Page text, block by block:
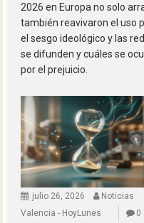
2026 en Europa no solo
también reavivaron el uso
el sesgo ideológico y las
se difunden y cuáles se
por el prejuicio.
julio 26, 2026
Noticias
Valencia - HoyLunes
0